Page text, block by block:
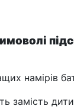
намірів
замість